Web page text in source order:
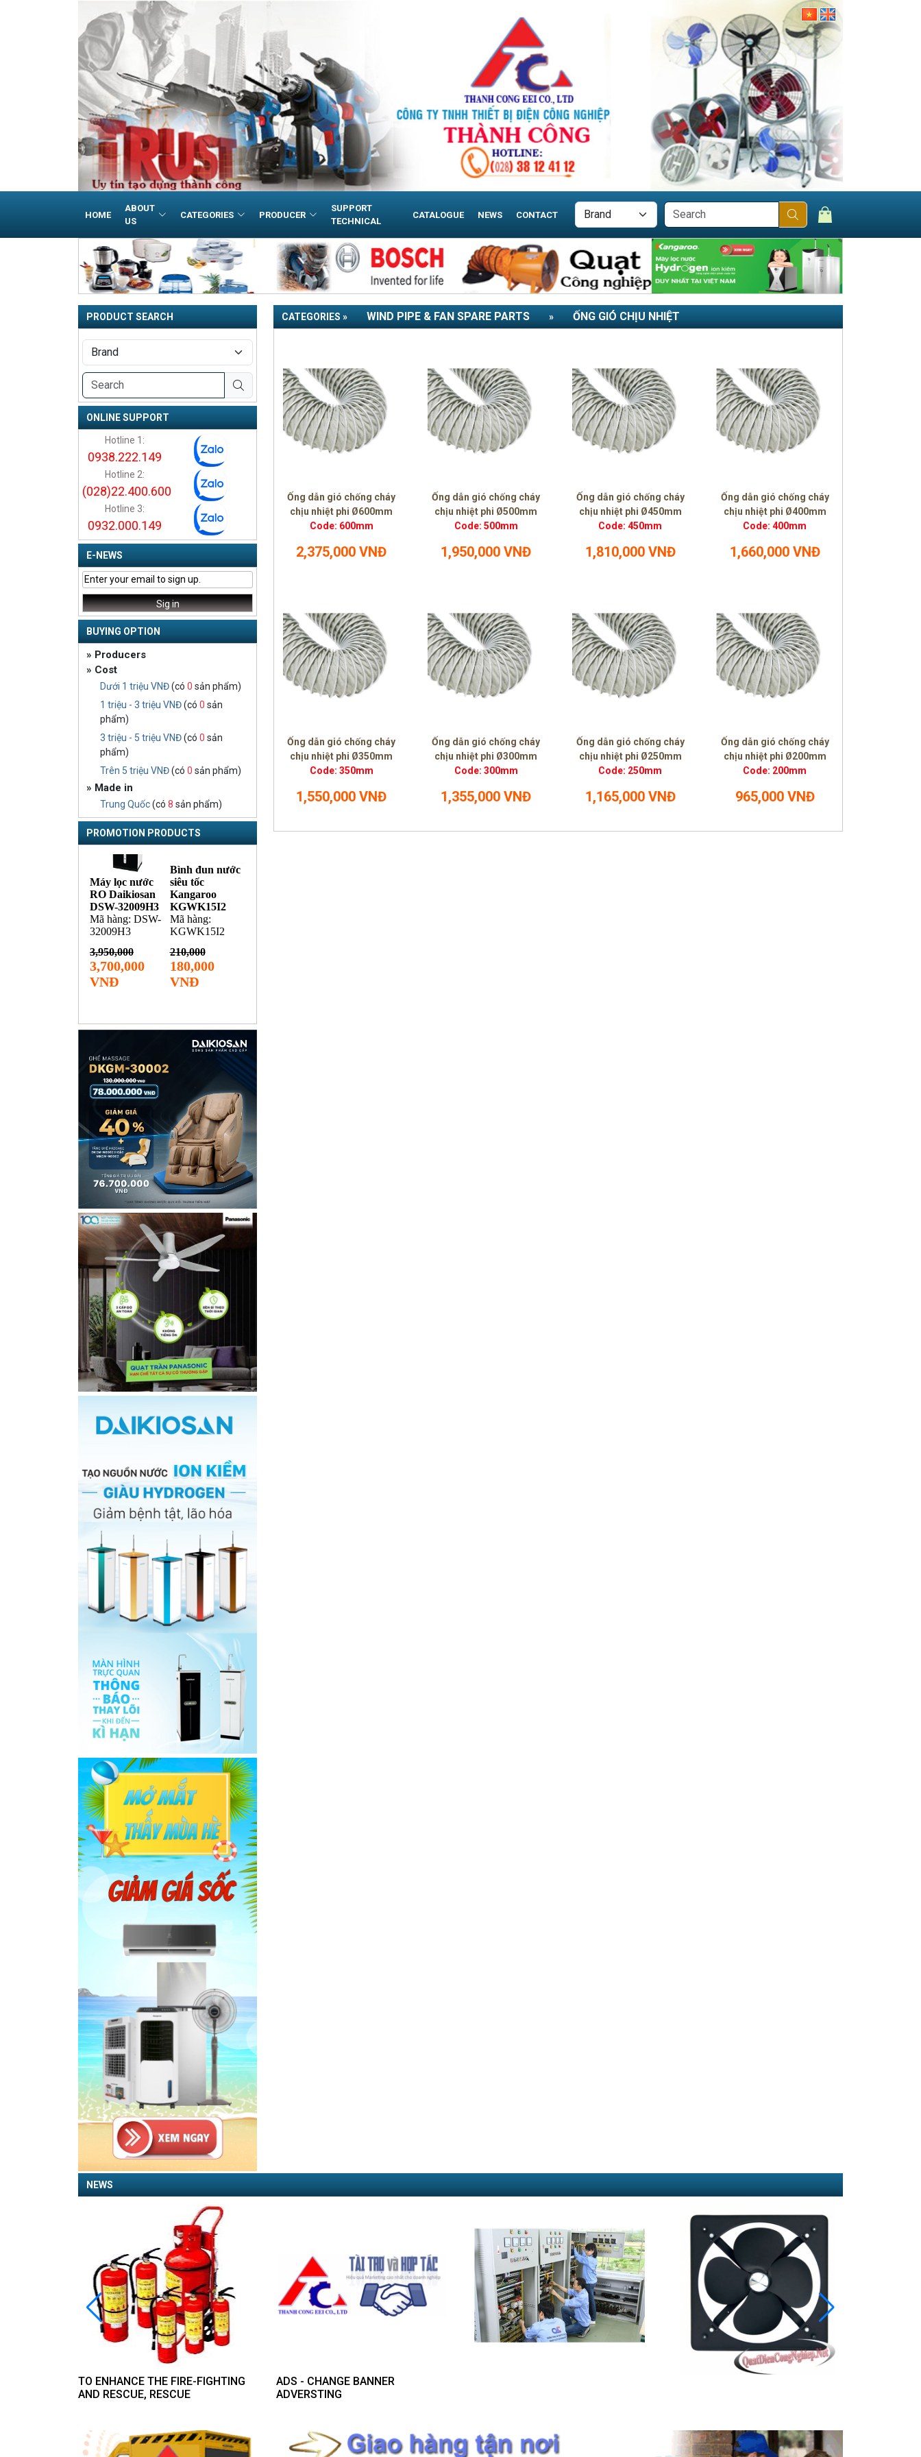
HOME
ABOUT
US
CATEGORIES PRODUCER
SUPPORT
TECHNICAL
CATALOGUE NEWS CONTACT
PRODUCT SEARCH
ONLINE SUPPORT
Hotline 1:
0938.222.149
Hotline 2:
(028)22.400.600
Hotline 3:
0932.000.149
E-NEWS
BUYING OPTION
» Producers
» Cost
Dưới 1 triệu VNĐ(có 0 sản phẩm)
1 triệu - 3 triệu VNĐ(có 0 sản
phẩm)
3 triệu - 5 triệu VNĐ(có 0 sản
phẩm)
Trên 5 triệu VNĐ(có 0 sản phẩm)
» Made in
Trung Quốc(có 8 sản phẩm)
PROMOTION PRODUCTS
CATEGORIES » WIND PIPE & FAN SPARE PARTS » ỐNG GIÓ CHỊU NHIỆT
Ống dẫn gió chống cháy
chịu nhiệt phi Ø600mm
Code: 600mm
2,375,000 VNĐ
Ống dẫn gió chống cháy
chịu nhiệt phi Ø500mm
Code: 500mm
1,950,000 VNĐ
Ống dẫn gió chống cháy
chịu nhiệt phi Ø450mm
Code: 450mm
1,810,000 VNĐ
Ống dẫn gió chống cháy
chịu nhiệt phi Ø400mm
Code: 400mm
1,660,000 VNĐ
Ống dẫn gió chống cháy
chịu nhiệt phi Ø350mm
Code: 350mm
1,550,000 VNĐ
Ống dẫn gió chống cháy
chịu nhiệt phi Ø300mm
Code: 300mm
1,355,000 VNĐ
Ống dẫn gió chống cháy
chịu nhiệt phi Ø250mm
Code: 250mm
1,165,000 VNĐ
Ống dẫn gió chống cháy
chịu nhiệt phi Ø200mm
Code: 200mm
965,000 VNĐ
NEWS
TO ENHANCE THE FIRE-FIGHTING
AND RESCUE, RESCUE
ADS - CHANGE BANNER
ADVERSTING